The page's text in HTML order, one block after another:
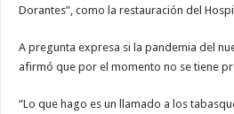
Dorantes”, como la restauración del
A pregunta expresa si la pandemia del
afirmó que por el momento no se tiene
“Lo que hago es un llamado a los